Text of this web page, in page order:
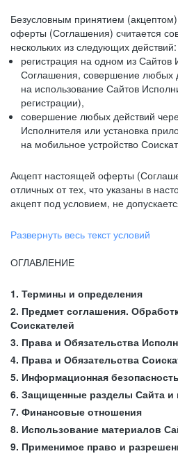
Безусловным принятием
оферты (Соглашения) считается
нескольких из следующих действий:
регистрация на одном из Сайтов
Соглашения, совершение любых
на использование Сайтов
регистрации),
совершение любых действий
Исполнителя или установка
на мобильное устройство
Акцепт настоящей оферты
отличных от тех, что указаны в
акцепт под условием, не
Развернуть весь текст условий
ОГЛАВЛЕНИЕ
1. Термины и определения
2. Предмет соглашения.
Соискателей
3. Права и Обязательства
4. Права и Обязательства
5. Информационная
6. Защищенные разделы Сайта и
7. Финансовые отношения
8. Использование материалов
9. Применимое право и